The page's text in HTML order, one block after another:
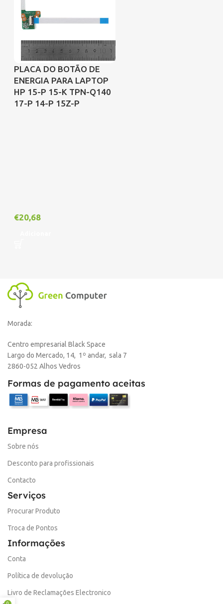
PLACA DO BOTÃO DE
ENERGIA PARA LAPTOP
HP 15-P 15-K TPN-Q140
17-P 14-P 15Z-P
€20,68
Morada:
Centro empresarial Black Space
Largo do Mercado, 14, 1º andar, sala 7
2860-052 Alhos Vedros
Formas de pagamento aceitas
Empresa
Sobre nós
Desconto para profissionais
Contacto
Serviços
Procurar Produto
Troca de Pontos
Informações
Conta
Política de devolução
Livro de Reclamações Electronico